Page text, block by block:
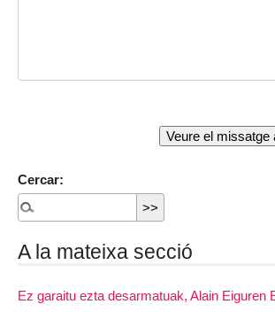
Cercar:
A la mateixa secció
Ez garaitu ezta desarmatuak, Alain Eiguren